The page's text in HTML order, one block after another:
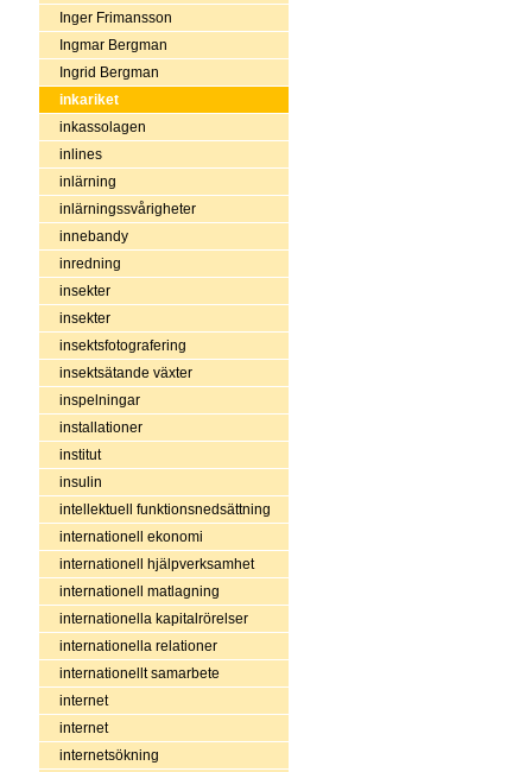
Inger Frimansson
Ingmar Bergman
Ingrid Bergman
inkariket
inkassolagen
inlines
inlärning
inlärningssvårigheter
innebandy
inredning
insekter
insekter
insektsfotografering
insektsätande växter
inspelningar
installationer
institut
insulin
intellektuell funktionsnedsättning
internationell ekonomi
internationell hjälpverksamhet
internationell matlagning
internationella kapitalrörelser
internationella relationer
internationellt samarbete
internet
internet
internetsökning